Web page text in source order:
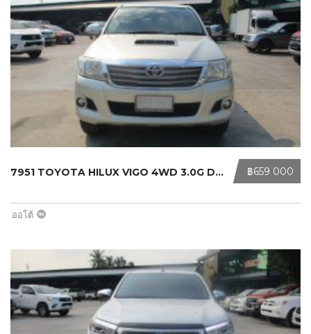
‎฿659 000
7951 TOYOTA HILUX VIGO 4WD 3.0G DOU ...
ออโต้